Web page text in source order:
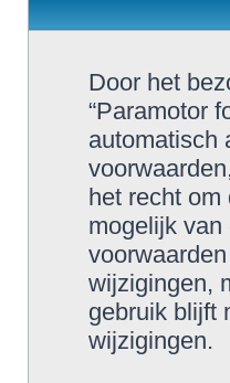
Door het
“Paramotor
automatisch
het recht
mogelijk
wijzigingen,
gebruik blijft
wijzigingen.